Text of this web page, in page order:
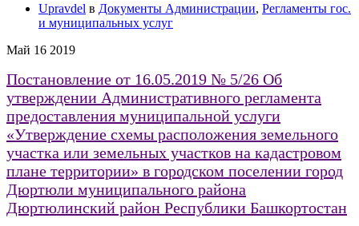
Upravdel в Документы Администрации, Регламенты гос.
и муниципальных услуг
Май 16 2019
Постановление от 16.05.2019 № 5/26 Об
утверждении Административного регламента
предоставления муниципальной услуги
«Утверждение схемы расположения земельного
участка или земельных участков на кадастровом
плане территории» в городском поселении город
Дюртюли муниципального района
Дюртюлинский район Республики Башкортостан